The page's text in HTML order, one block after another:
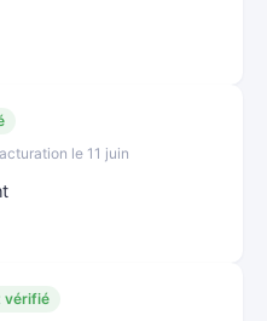
le 11 juin
vérifié